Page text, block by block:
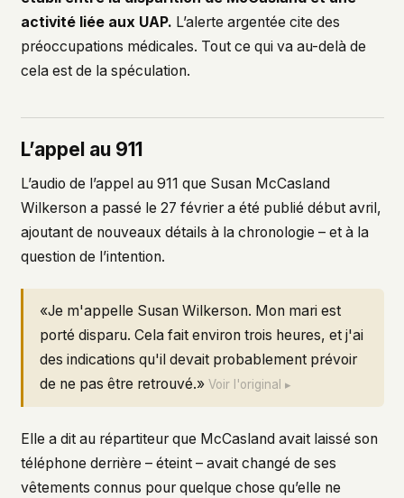
activité liée aux UAP. L’alerte argentée cite des
préoccupations médicales. Tout ce qui va au-delà de
cela est de la spéculation.
L’appel au 911
L’audio de l’appel au 911 que Susan McCasland
Wilkerson a passé le 27 février a été publié début avril,
ajoutant de nouveaux détails à la chronologie – et à la
question de l’intention.
«Je m'appelle Susan Wilkerson. Mon mari est
porté disparu. Cela fait environ trois heures, et j'ai
des indications qu'il devait probablement prévoir
de ne pas être retrouvé.»Voir l'original ▸
Elle a dit au répartiteur que McCasland avait laissé son
téléphone derrière – éteint – avait changé de ses
vêtements connus pour quelque chose qu’elle ne